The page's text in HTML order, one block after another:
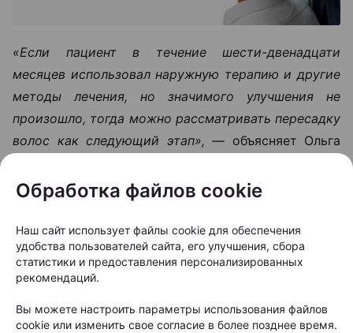
«Если пациент в течение шести-двенадцати
месяцев использовал наружную терапию и другие
методы лечения, но значимого улучшения не
произошло, тогда можно рассматривать пересадку
волос как следующий этап», — объясняет Ольга
не устраняет причину
андрогенетической алопеции. Она
помогает восстановить густоту волос
в определенных зонах, но сам процесс
облысения может продолжаться.
Обработка файлов cookie
Наш сайт использует файлы cookie для обеспечения
удобства пользователей сайта, его улучшения, сбора
статистики и предоставления персонализированных
рекомендаций.
Вы можете настроить параметры использования файлов
cookie или изменить свое согласие в более позднее время.